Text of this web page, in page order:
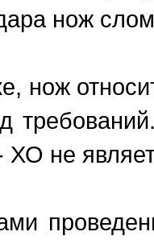
нож
нож
ХО не